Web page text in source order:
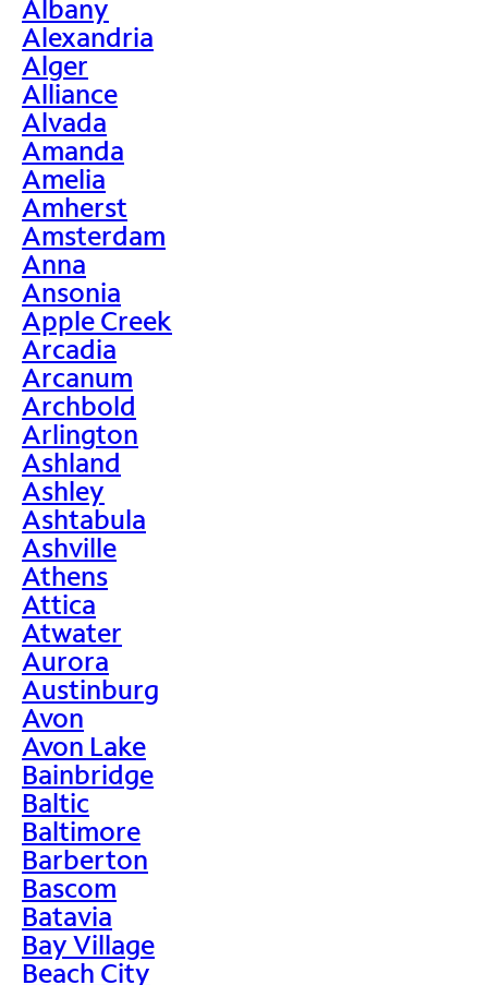
Albany
Alexandria
Alger
Alliance
Alvada
Amanda
Amelia
Amherst
Amsterdam
Anna
Ansonia
Apple Creek
Arcadia
Arcanum
Archbold
Arlington
Ashland
Ashley
Ashtabula
Ashville
Athens
Attica
Atwater
Aurora
Austinburg
Avon
Avon Lake
Bainbridge
Baltic
Baltimore
Barberton
Bascom
Batavia
Bay Village
Beach City